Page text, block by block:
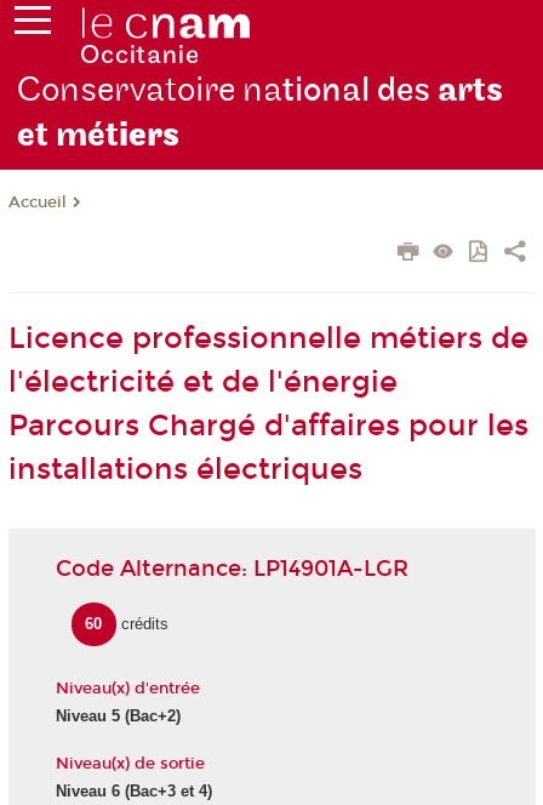
Conservatoire national des arts
et métiers
Accueil
Licence professionnelle métiers de
l'électricité et de l'énergie
Parcours Chargé d'affaires pour les
installations électriques
Code Alternance: LP14901A-LGR
60 crédits
Niveau(x) d'entrée
Niveau 5(Bac+2)
Niveau(x) de sortie
Niveau 6(Bac+3 et 4)